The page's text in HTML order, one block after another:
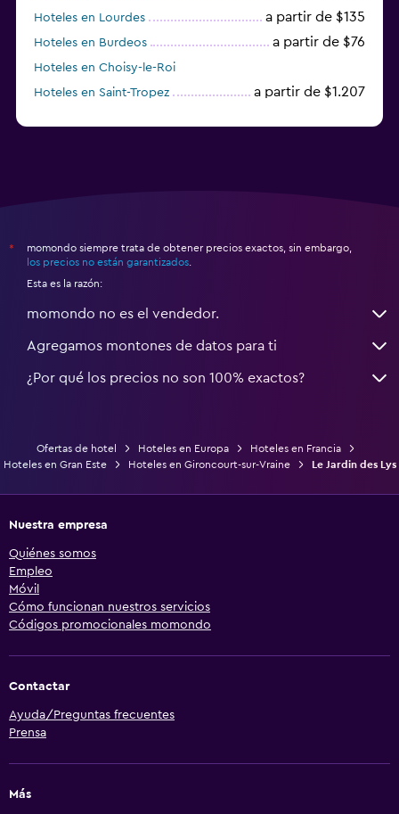
Hoteles en Lourdes a partir de $135
Hoteles en Burdeos a partir de $76
Hoteles en Choisy-le-Roi
Hoteles en Saint-Tropez
a partir de $1.207
*
momondo siempre trata de obtener precios exactos, sin embargo,
los precios no están garantizados
Esta es la razón:
momondo no es el vendedor.
Agregamos montones de datos para ti
¿Por qué los precios no son 100% exactos?
Ofertas de hotel Hoteles en Europa
Hoteles en Francia
Hoteles en Gran Este
Hoteles en Gironcourt-sur-Vraine Le Jardin des Lys
Nuestra empresa
Quiénes somos
Empleo
Móvil
Cómo funcionan nuestros servicios
Códigos promocionales momondo
Contactar
Ayuda/Preguntas frecuentes
Prensa
Más